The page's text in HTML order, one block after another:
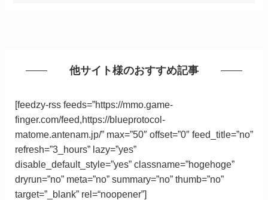
他サイト様のおすすめ記事
[feedzy-rss feeds=”https://mmo.game-
finger.com/feed,https://blueprotocol-
matome.antenam.jp/” max=”50″ offset=”0″ feed_title=”no”
refresh=”3_hours” lazy=”yes”
disable_default_style=”yes” classname=”hogehoge”
dryrun=”no” meta=”no” summary=”no” thumb=”no”
target=”_blank” rel=“noopener”]